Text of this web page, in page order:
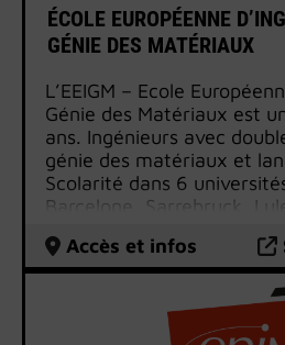
questions européennes.
ÉCOLE EUROPÉENNE
GÉNIE DES MATÉRIAUX
L’EEIGM – Ecole
Génie des Matériaux est
ans. Ingénieurs avec
génie des matériaux et
Scolarité dans 6
Barcelone, Sarrebruck,
apprentissage.
Accès et infos